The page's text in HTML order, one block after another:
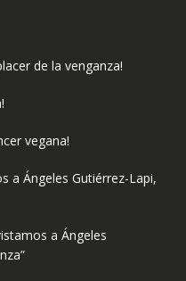
de la venganza!
vegana!
a Ángeles Gutiérrez-Lapi,
a Ángeles